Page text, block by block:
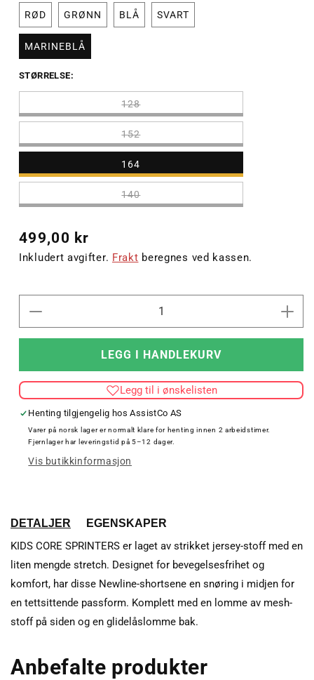
RØD GRØNN BLÅ SVART
MARINEBLÅ
STØRRELSE:
128
152
164
140
Vanlig
pris
499,00 kr
Inkludert avgifter. Frakt beregnes ved kassen.
antallet
Øk
LEGG I HANDLEKURV
Legg til i ønskelisten
Henting tilgjengelig hosAssistCo AS
Varer på norsk lager er normalt klare for henting innen 2 arbeidstimer.
Fjernlager har leveringstid på 5–12 dager.
Vis butikkinformasjon
DETALJER EGENSKAPER
KIDS CORE SPRINTERS er laget av strikket jersey-stoff med en
liten mengde stretch. Designet for bevegelsesfrihet og
komfort, har disse Newline-shortsene en snøring i midjen for
en tettsittende passform. Komplett med en lomme av mesh-
stoff på siden og en glidelåslomme bak.
Anbefalte produkter